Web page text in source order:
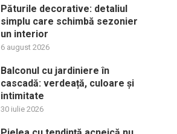
Păturile decorative: detaliul
simplu care schimbă sezonier
un interior
6 august 2026
Balconul cu jardiniere în
cascadă: verdeață, culoare și
intimitate
30 iulie 2026